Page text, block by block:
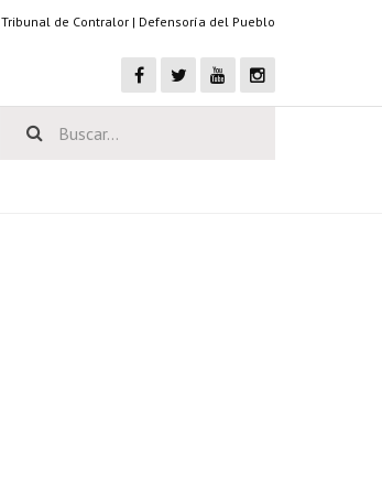
Tribunal de Contralor | Defensoría del Pueblo